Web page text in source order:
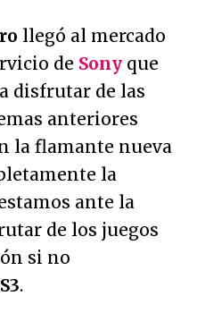
llegó al mercado
de Sony que
disfrutar de las
anteriores
la flamante nueva
la
ante la
de los juegos
si no
.